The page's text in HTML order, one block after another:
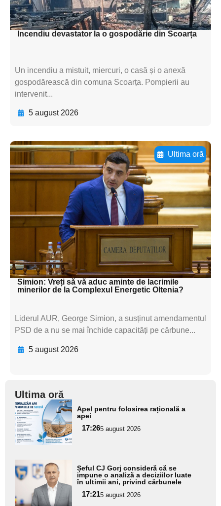
textul pentru subti
Incendiu devastator la o gospodărie din Scoarța
Un incendiu a mistuit, miercuri, o casă și o anexă
gospodărească din comuna Scoarța. Pompierii au
intervenit...
5 august 2026
Ultima oră
Adaugă aici textul pentru
subtitluAdaugă aici
textul pentru
subtitluAdaugă aici
textul pentru
subtitluAdaugă aici
textul pentru subti
Simion: Vreți să vă aduc aminte de lacrimile
minerilor de la Complexul Energetic Oltenia?
Liderul AUR, George Simion, a susținut amendamentul
PSD de a nu se mai închide capacități pe cărbune...
5 august 2026
Ultima oră
Adaugă
aici textul
pentru
subtitlu
Apel pentru folosirea rațională a
apei
17:265 august 2026
Adaugă
aici textul
pentru
subtitlu
Șeful CJ Gorj consideră că se
impune o analiză a deciziilor luate
în ultimii ani, privind cărbunele
17:215 august 2026